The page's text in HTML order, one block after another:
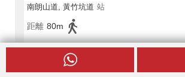
南朗山道, 黃竹坑道 站
距離 80m